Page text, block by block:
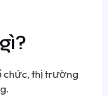
chức, thị trường